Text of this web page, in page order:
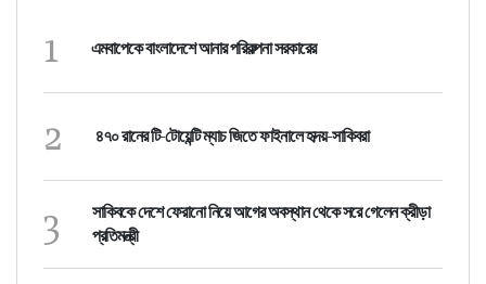
1 এমবাপেকে বাংলাদেশে আনার পরিকল্পনা সরকারের
2 ৪৭০ রানের টি-টোয়েন্টি ম্যাচ জিতে ফাইনালে হৃদয়-সাকিবরা
3
সাকিবকে দেশে ফেরানো নিয়ে আগের অবস্থান থেকে সরে গেলেন ক্রীড়া
প্রতিমন্ত্রী